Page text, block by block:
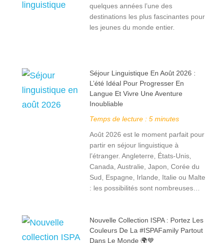
quelques années l’une des
destinations les plus fascinantes pour
les jeunes du monde entier.
Séjour Linguistique En Août 2026 :
L’été Idéal Pour Progresser En
Langue Et Vivre Une Aventure
Inoubliable
Temps de lecture : 5 minutes
Août 2026 est le moment parfait pour
partir en séjour linguistique à
l’étranger. Angleterre, États-Unis,
Canada, Australie, Japon, Corée du
Sud, Espagne, Irlande, Italie ou Malte
: les possibilités sont nombreuses…
Nouvelle Collection ISPA : Portez Les
Couleurs De La #ISPAFamily Partout
Dans Le Monde 🌍💙